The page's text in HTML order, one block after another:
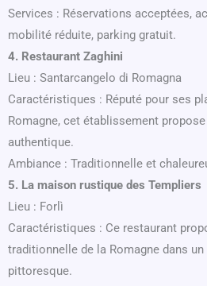
Services : Réservations acceptées,
mobilité réduite, parking gratuit.
4. Restaurant Zaghini
Lieu : Santarcangelo di Romagna
Caractéristiques : Réputé pour ses
Romagne, cet établissement
authentique.
Ambiance : Traditionnelle et
5. La maison rustique des Templiers
Lieu : Forlì
Caractéristiques : Ce restaurant
traditionnelle de la Romagne dans
pittoresque.